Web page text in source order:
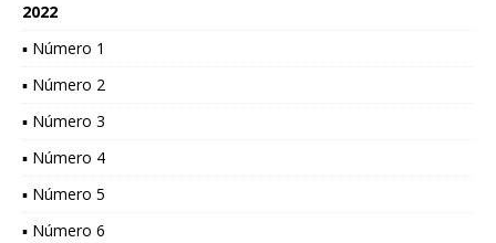
2022
▪ Número 1
▪ Número 2
▪ Número 3
▪ Número 4
▪ Número 5
▪ Número 6